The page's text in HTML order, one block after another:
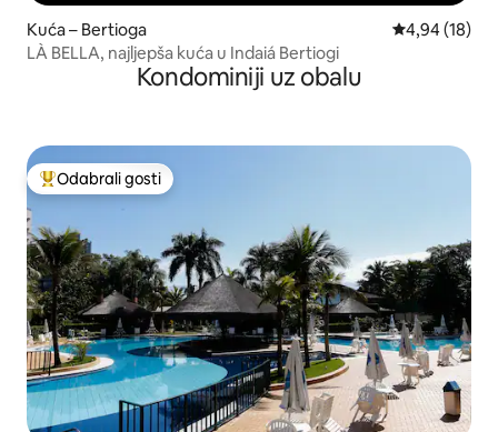
Kuća – Bertioga Prosječna
4,94 (18)
LÀ BELLA, najljepša kuća u Indaiá Bertiogi
Kondominiji uz obalu
Među najviše rangiranima s oznakom „Odabrali gosti”
Odabrali gosti